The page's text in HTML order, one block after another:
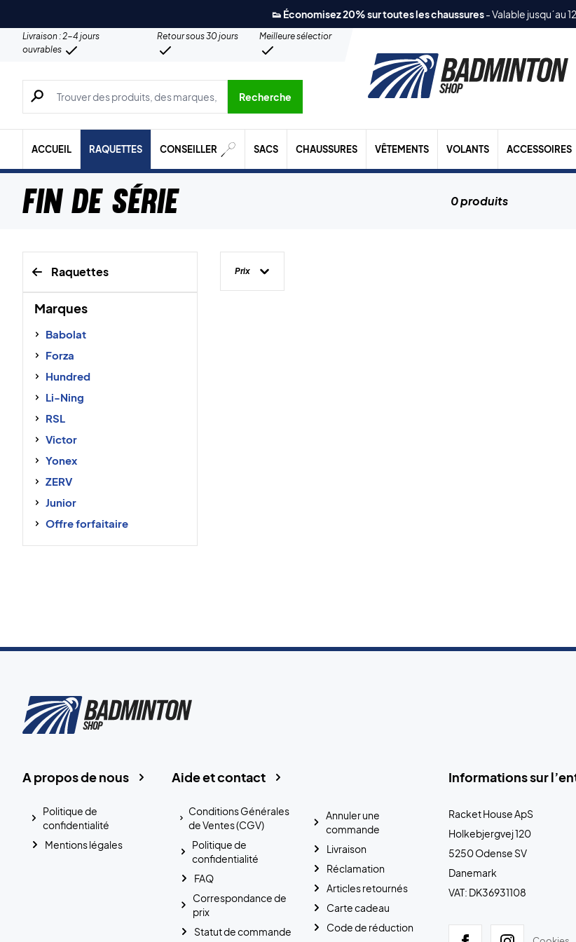
👟 Économisez 20% sur toutes les chaussures-Valable jusqu´au
Livraison : 2-4 jours
ouvrables
Retour sous 30 jours
Meilleure sélection
Recherche de produits, de marques, etc.
Recherche
ACCUEIL RAQUETTES CONSEILLER SACS CHAUSSURES VÊTEMENTS VOLANTS ACCESSOIRES
Fin de série 0 produits
Raquettes
Marques
Babolat
Forza
Hundred
Li-Ning
RSL
Victor
Yonex
ZERV
Junior
Offre forfaitaire
Prix
Informations sur
Racket House ApS
Holkebjergvej 120
5250 Odense SV
Danemark
VAT: DK36931108
Aide et contact
Conditions Générales
de Ventes (CGV)
Politique de
confidentialité
FAQ
Correspondance de
prix
Statut de commande
Annuler une
commande
Livraison
Réclamation
Articles retournés
Carte cadeau
Code de réduction
A propos de nous
Politique de
confidentialité
Mentions légales